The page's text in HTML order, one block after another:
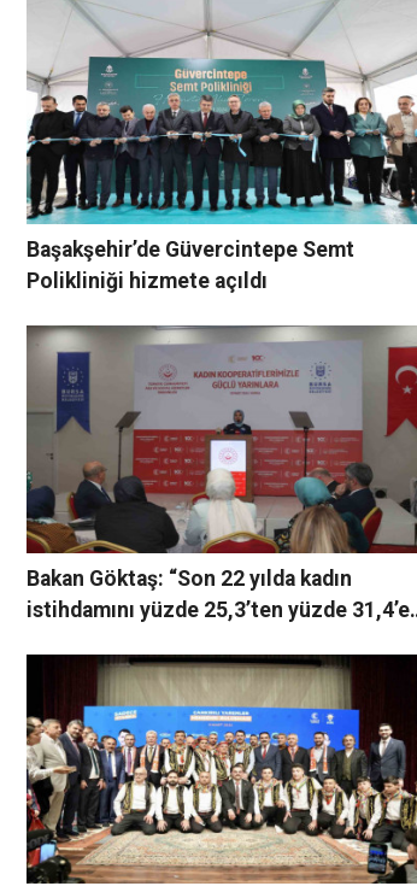
Başakşehir’de Güvercintepe Semt
Polikliniği hizmete açıldı
Bakan Göktaş: “Son 22 yılda kadın
istihdamını yüzde 25,3’ten yüzde 31,4’e